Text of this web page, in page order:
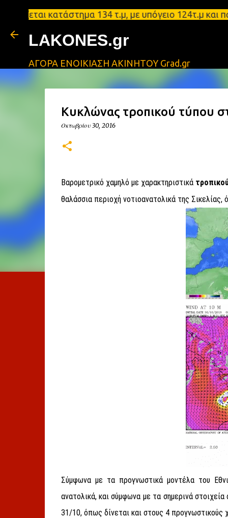
κατάστημα 134 τ.μ, με υπόγειο 124τ.μ και
LAKONES.gr
ΑΓΟΡΑ ΕΝΟΙΚΙΑΣΗ ΑΚΙΝΗΤΟΥ Grad.gr
Κυκλώνας τροπικού τύπου
Οκτωβρίου 30, 2016
Βαρομετρικό χαμηλό με χαρακτηριστικά
θαλάσσια περιοχή νoτιοανατολικά της
Σύμφωνα με τα προγνωστικά μοντέλα του
ανατολικά, και σύμφωνα με τα σημερινά
31/10, όπως δίνεται και στους 4 προγνωστικούς